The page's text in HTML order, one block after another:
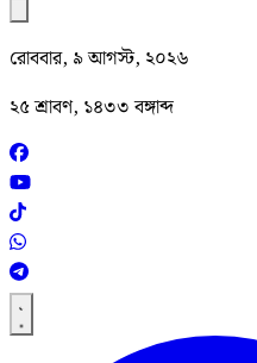
রোববার, ৯ আগস্ট, ২০২৬
২৫ শ্রাবণ, ১৪৩৩ বঙ্গাব্দ